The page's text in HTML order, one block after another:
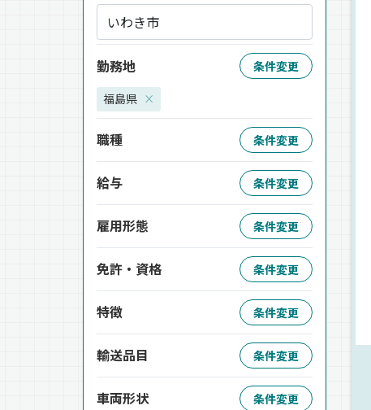
勤務地 条件変更
福島県 ×
職種 条件変更
給与 条件変更
雇用形態 条件変更
免許・資格 条件変更
特徴 条件変更
輸送品目 条件変更
車両形状 条件変更